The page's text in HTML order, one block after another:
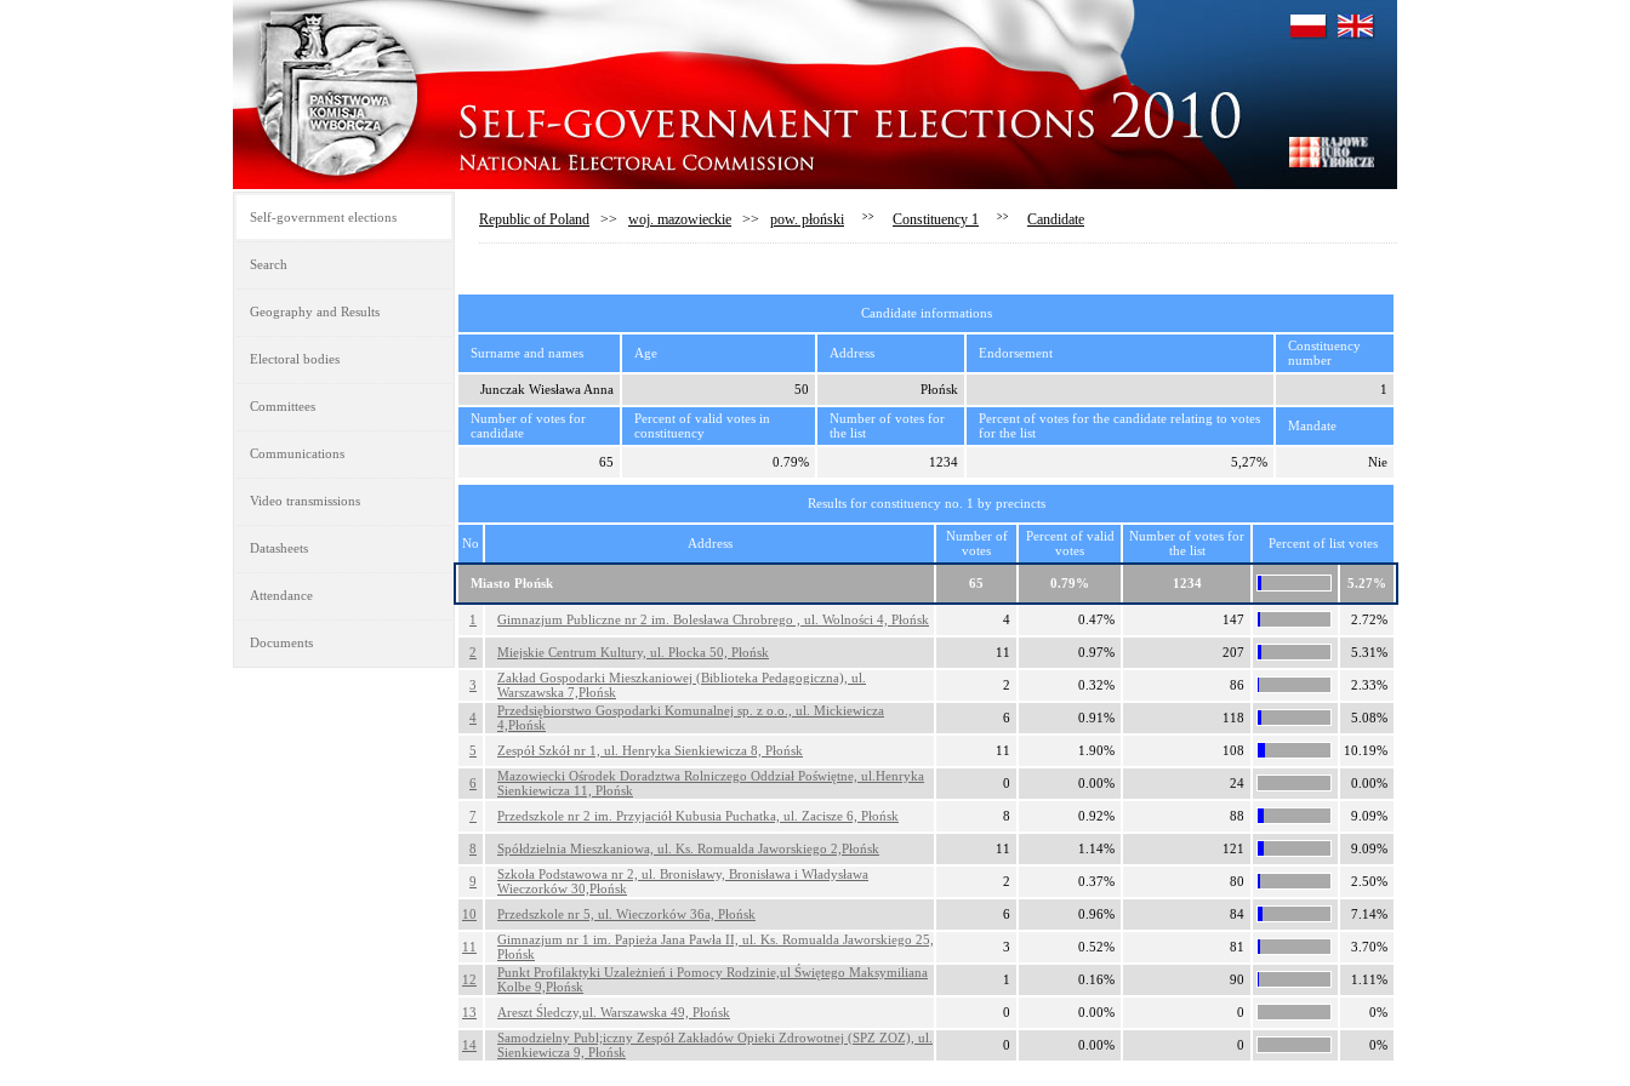
Self-government elections
Search
Geography and Results
Electoral bodies
Committees
Communications
Video transmissions
Datasheets
Attendance
Documents
Republic of Poland >> woj. mazowieckie >> pow. płoński >> Constituency 1 >> Candidate
Candidate informations
Surname and names Age Address Endorsement
Constituency
number
Junczak Wiesława Anna
50 Płońsk
1
Number of votes for
candidate
Percent of valid votes in
constituency
Number of votes for
the list
Percent of votes for the candidate relating to votes
for the list
Mandate
65 0.79% 1234 5,27% Nie
Results for constituency no. 1 by precincts
No Address
Number of
votes
Percent of valid
votes
Number of votes for
the list
Percent of list votes
Miasto Płońsk 65 0.79% 1234 5.27%
1 Gimnazjum Publiczne nr 2 im. Bolesława Chrobrego , ul. Wolności 4, Płońsk 4 0.47% 147 2.72%
2 Miejskie Centrum Kultury, ul. Płocka 50, Płońsk 11 0.97% 207 5.31%
3
Zakład Gospodarki Mieszkaniowej (Biblioteka Pedagogiczna), ul.
Warszawska 7,Płońsk
2 0.32% 86 2.33%
4
Przedsiębiorstwo Gospodarki Komunalnej sp. z o.o., ul. Mickiewicza
4,Płońsk
6 0.91% 118 5.08%
5 Zespół Szkół nr 1, ul. Henryka Sienkiewicza 8, Płońsk 11 1.90% 108 10.19%
6
Mazowiecki Ośrodek Doradztwa Rolniczego Oddział Poświętne, ul.Henryka
Sienkiewicza 11, Płońsk
0 0.00% 24 0.00%
7 Przedszkole nr 2 im. Przyjaciół Kubusia Puchatka, ul. Zacisze 6, Płońsk 8 0.92% 88 9.09%
8 Spółdzielnia Mieszkaniowa, ul. Ks. Romualda Jaworskiego 2,Płońsk 11 1.14% 121 9.09%
9
Szkoła Podstawowa nr 2, ul. Bronisławy, Bronisława i Władysława
Wieczorków 30,Płońsk
2 0.37% 80 2.50%
10 Przedszkole nr 5, ul. Wieczorków 36a, Płońsk 6 0.96% 84 7.14%
11
Gimnazjum nr 1 im. Papieża Jana Pawła II, ul. Ks. Romualda Jaworskiego 25,
Płońsk
3 0.52% 81 3.70%
12
Punkt Profilaktyki Uzależnień i Pomocy Rodzinie,ul Świętego Maksymiliana
Kolbe 9,Płońsk
1 0.16% 90 1.11%
13 Areszt Śledczy,ul. Warszawska 49, Płońsk 0 0.00% 0 0%
14
Samodzielny Publ;iczny Zespół Zakładów Opieki Zdrowotnej (SPZ ZOZ), ul.
Sienkiewicza 9, Płońsk
0 0.00% 0 0%